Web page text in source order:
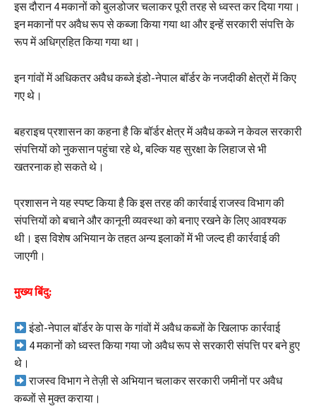
इस दौरान 4 मकानों को बुलडोजर चलाकर पूरी तरह से ध्वस्त कर दिया गया।
इन मकानों पर अवैध रूप से कब्जा किया गया था और इन्हें सरकारी संपत्ति के
रूप में अधिग्रहित किया गया था।
इन गांवों में अधिकतर अवैध कब्जे इंडो-नेपाल बॉर्डर के नजदीकी क्षेत्रों में किए
गए थे।
बहराइच प्रशासन का कहना है कि बॉर्डर क्षेत्र में अवैध कब्जे न केवल सरकारी
संपत्तियों को नुकसान पहुंचा रहे थे, बल्कि यह सुरक्षा के लिहाज से भी
खतरनाक हो सकते थे।
प्रशासन ने यह स्पष्ट किया है कि इस तरह की कार्रवाई राजस्व विभाग की
संपत्तियों को बचाने और कानूनी व्यवस्था को बनाए रखने के लिए आवश्यक
थी। इस विशेष अभियान के तहत अन्य इलाकों में भी जल्द ही कार्रवाई की
जाएगी।
मुख्य बिंदु:
इंडो-नेपाल बॉर्डर के पास के गांवों में अवैध कब्जों के खिलाफ कार्रवाई
4 मकानों को ध्वस्त किया गया जो अवैध रूप से सरकारी संपत्ति पर बने हुए
थे।
राजस्व विभाग ने तेज़ी से अभियान चलाकर सरकारी जमीनों पर अवैध
कब्जों से मुक्त कराया।